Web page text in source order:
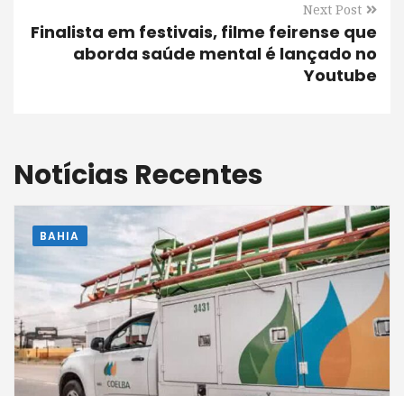
Next Post
Finalista em festivais, filme feirense que
aborda saúde mental é lançado no
Youtube
Notícias Recentes
BAHIA